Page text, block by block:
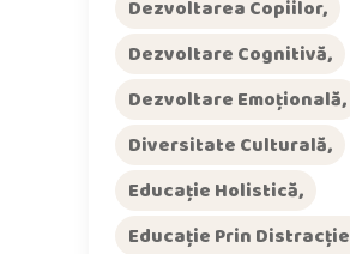
Dezvoltarea Copiilor
Dezvoltare Cognitivă
Dezvoltare Emoțională
Diversitate Culturală
Educație Holistică
Educație Prin Distracție